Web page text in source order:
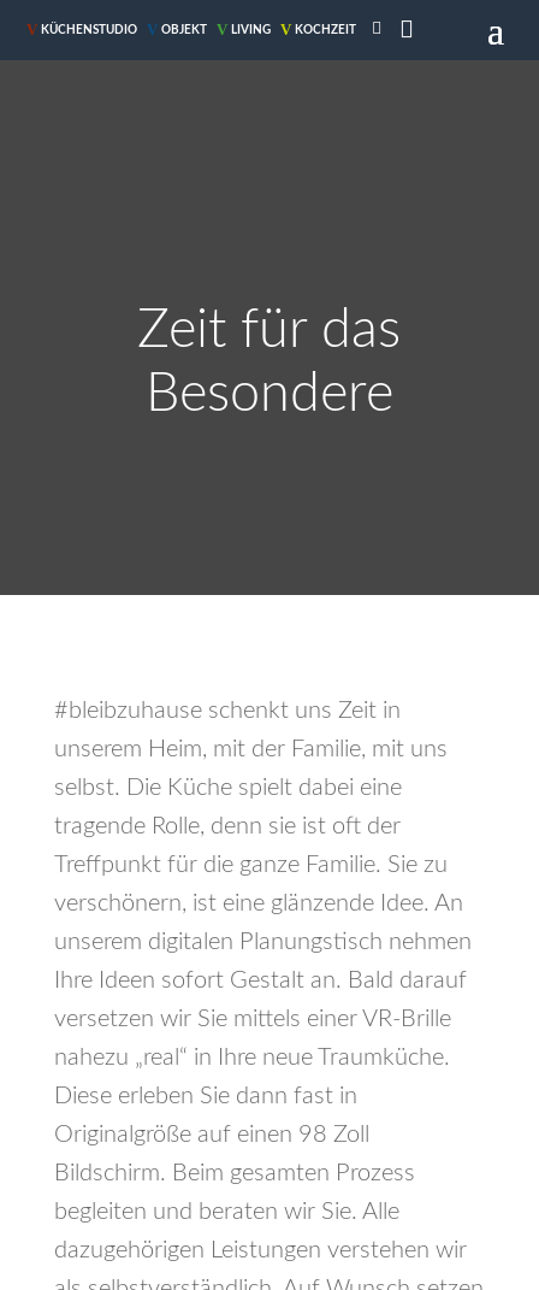
Zeit für das
Besondere
#bleibzuhause schenkt uns Zeit in
unserem Heim, mit der Familie, mit uns
selbst. Die Küche spielt dabei eine
tragende Rolle, denn sie ist oft der
Treffpunkt für die ganze Familie. Sie zu
verschönern, ist eine glänzende Idee. An
unserem digitalen Planungstisch nehmen
Ihre Ideen sofort Gestalt an. Bald darauf
versetzen wir Sie mittels einer VR-Brille
nahezu „real“ in Ihre neue Traumküche.
Diese erleben Sie dann fast in
Originalgröße auf einen 98 Zoll
Bildschirm. Beim gesamten Prozess
begleiten und beraten wir Sie. Alle
dazugehörigen Leistungen verstehen wir
V KÜCHENSTUDIO V OBJEKT V LIVING V KOCHZEIT 